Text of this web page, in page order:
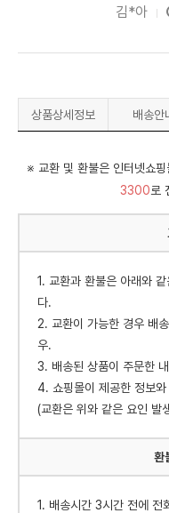
김*아
상품상세정보 배송안
※ 교환 및 환불은 인터넷쇼
3300로
1. 교환과 환불은 아래와
다.
2. 교환이 가능한 경우 배
우.
3. 배송된 상품이 주문한
4. 쇼핑몰이 제공한 정보
(교환은 위와 같은 요인 발
환
1. 배송시간 3시간 전에 전